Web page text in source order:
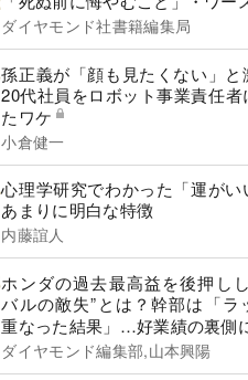
ダイヤモンド社書籍編集局
孫正義が「顔も見たくない」と
20代社員をロボット事業責任者
たワケ
小倉健一
心理学研究でわかった「運がい
あまりに明白な特徴
内藤誼人
ホンダの過去最高益を後押し
バルの敵失”とは？幹部は「ラ
重なった結果」…好業績の裏側
ダイヤモンド編集部,山本興陽